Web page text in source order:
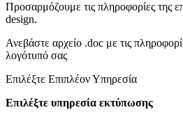
Προσαρμόζουμε τις πληροφορίες της
design.
Ανεβάστε αρχείο .doc με τις
λογότυπό σας
Επιλέξτε Επιπλέον Υπηρεσία
Επιλέξτε υπηρεσία εκτύπωσης